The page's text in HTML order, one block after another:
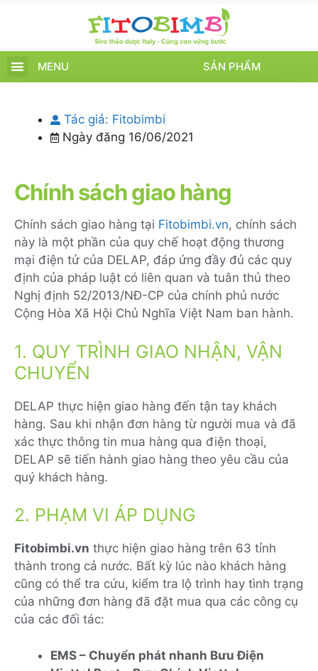
MENU SẢN PHẨM
Tác giả: Fitobimbi
Ngày đăng 16/06/2021
Chính sách giao hàng
Chính sách giao hàng tại Fitobimbi.vn, chính sách
này là một phần của quy chế hoạt động thương
mại điện tử của DELAP, đáp ứng đầy đủ các quy
định của pháp luật có liên quan và tuân thủ theo
Nghị định 52/2013/NĐ-CP của chính phủ nước
Cộng Hòa Xã Hội Chủ Nghĩa Việt Nam ban hành.
1. QUY TRÌNH GIAO NHẬN, VẬN
CHUYỂN
DELAP thực hiện giao hàng đến tận tay khách
hàng. Sau khi nhận đơn hàng từ người mua và đã
xác thực thông tin mua hàng qua điện thoại,
DELAP sẽ tiến hành giao hàng theo yêu cầu của
quý khách hàng.
2. PHẠM VI ÁP DỤNG
Fitobimbi.vn thực hiện giao hàng trên 63 tỉnh
thành trong cả nước. Bất kỳ lúc nào khách hàng
cũng có thể tra cứu, kiểm tra lộ trình hay tình trạng
của những đơn hàng đã đặt mua qua các công cụ
của các đối tác:
EMS – Chuyển phát nhanh Bưu Điện